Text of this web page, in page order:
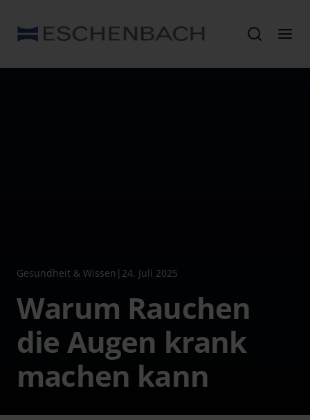
Gesundheit & Wissen | 24. Juli 2025
Warum Rauchen
die Augen krank
machen kann